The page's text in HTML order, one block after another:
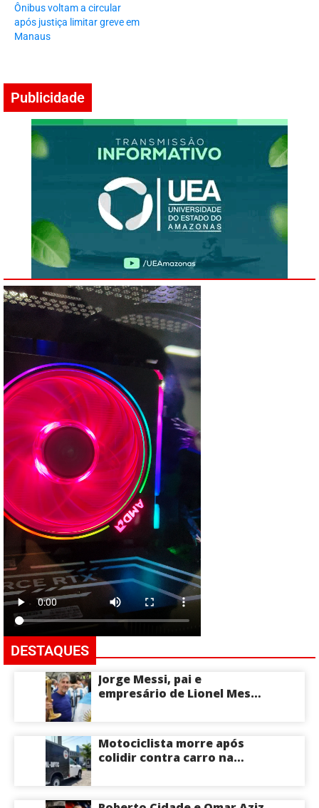
Ônibus voltam a circular
após justiça limitar greve em
Manaus
Publicidade
DESTAQUES
Jorge Messi, pai e
empresário de Lionel Messi,
Motociclista morre após
colidir contra carro na